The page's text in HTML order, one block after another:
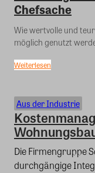
Chefsache
Wie wertvolle und
möglich genutzt
Weiterlesen
Aus der Industrie
Die Firmengruppe
durchgängige